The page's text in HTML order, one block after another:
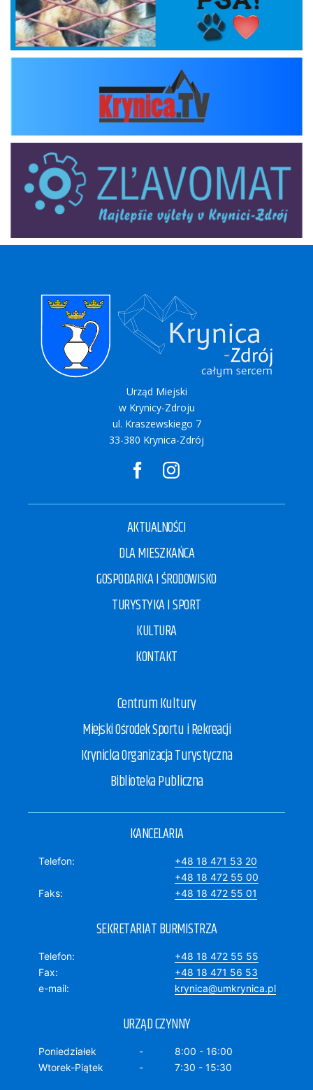
krynica_tv
Urząd Miejski
w Krynicy-Zdroju
ul. Kraszewskiego 7
33-380 Krynica-Zdrój
AKTUALNOŚCI
DLA MIESZKAŃCA
GOSPODARKA I ŚRODOWISKO
TURYSTYKA I SPORT
KULTURA
KONTAKT
Centrum Kultury
Miejski Ośrodek Sportu i Rekreacji
Krynicka Organizacja Turystyczna
Biblioteka Publiczna
KANCELARIA
Telefon
+48 18 471 53 20
+48 18 472 55 00
Faks
+48 18 472 55 01
SEKRETARIAT BURMISTRZA
Telefon
+48 18 472 55 55
Fax
+48 18 471 56 53
e-mail
krynica@umkrynica.pl
URZĄD CZYNNY
Poniedziałek
8:00 - 16:00
Wtorek-Piątek
7:30 - 15:30